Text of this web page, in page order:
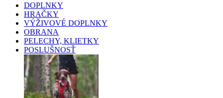
DOPLNKY
HRAČKY
VÝŽIVOVÉ DOPLNKY
OBRANA
PELECHY, KLIETKY
POSLUŠNOSŤ